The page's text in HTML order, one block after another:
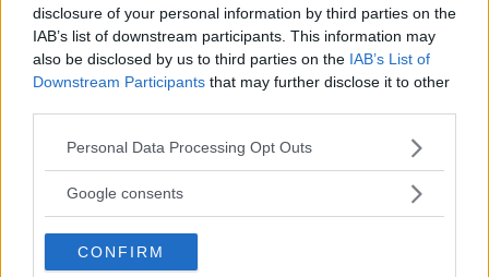
disclosure of your personal information by third parties on the
IAB’s list of downstream participants. This information may
also be disclosed by us to third parties on the IAB’s List of
Downstream Participants that may further disclose it to other
Please note that this website/app uses one or more Google
not limited to your visit or usage behaviour. You may click to
use your data for below specified purposes in below Google
consent section.
Personal Data Processing Opt Outs
Google consents
CONFIRM
Som standardfinns adaptiva stötdämpare som
förutser ojämnheter i vägbanan och anpassar
sig därefter. Annat som ingår i köpet är 360-
graderskamera med parkeringshjälp.
DBS Superleggeralevereras under tredje
kvartalet i år till de med ekonomiskt utrymme
på 274.995 euro, vilket motsvarar över 2,8
miljoner svenska kronor.